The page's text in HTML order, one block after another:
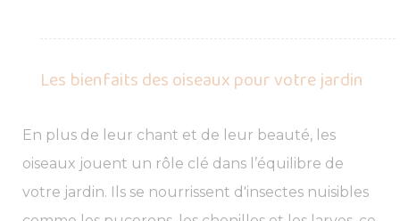
Les bienfaits des oiseaux pour votre jardin
En plus de leur chant et de leur beauté, les
oiseaux jouent un rôle clé dans l’équilibre de
votre jardin. Ils se nourrissent d'insectes nuisibles